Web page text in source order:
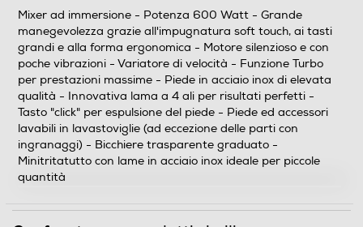
Mixer ad immersione - Potenza 600 Watt - Grande
manegevolezza grazie all'impugnatura soft touch, ai tasti
grandi e alla forma ergonomica - Motore silenzioso e con
poche vibrazioni - Variatore di velocità - Funzione Turbo
per prestazioni massime - Piede in acciaio inox di elevata
qualità - Innovativa lama a 4 ali per risultati perfetti -
Tasto "click" per espulsione del piede - Piede ed accessori
lavabili in lavastoviglie (ad eccezione delle parti con
ingranaggi) - Bicchiere trasparente graduato -
Minitritatutto con lame in acciaio inox ideale per piccole
quantità